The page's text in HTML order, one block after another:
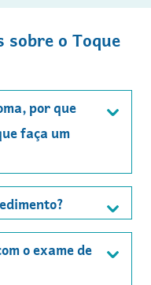
sobre o Toque
por que
faça um
o exame de